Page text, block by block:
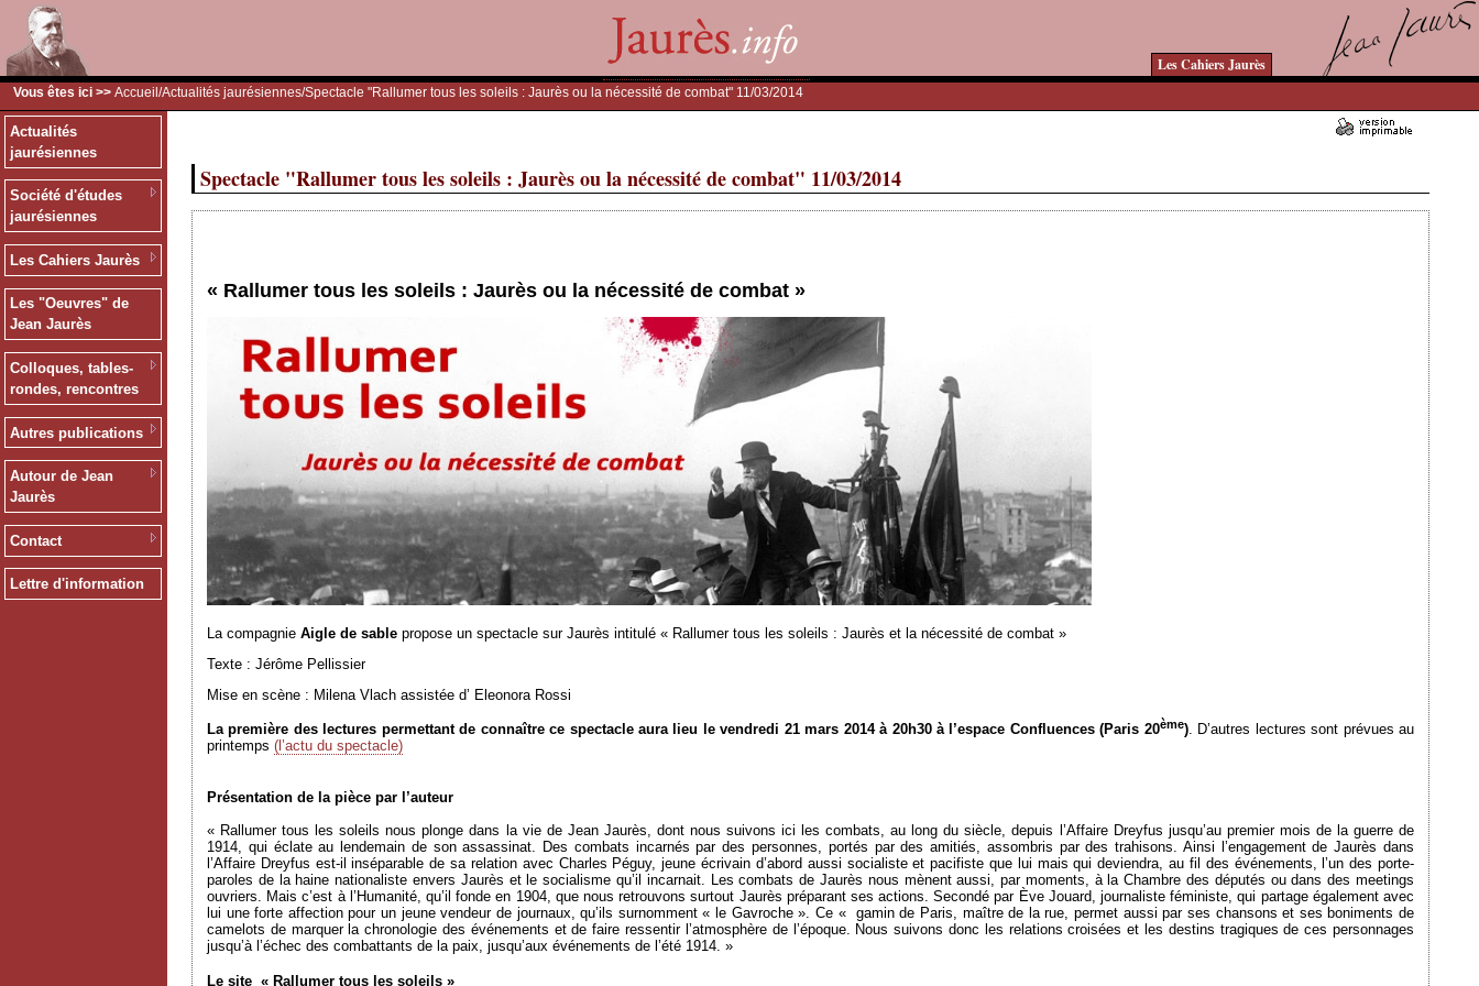
Les Cahiers Jaurès
Vous êtes ici >> Accueil /Actualités jaurésiennes/Spectacle "Rallumer tous les soleils : Jaurès ou la nécessité de combat" 11/03/2014
Actualités
jaurésiennes
Société d'études
jaurésiennes
Les Cahiers Jaurès
Les "Oeuvres" de
Jean Jaurès
Colloques, tables-
rondes, rencontres
Autres publications
Autour de Jean
Jaurès
Contact
Lettre d'information
Spectacle "Rallumer tous les soleils : Jaurès ou la nécessité de combat" 11/03/2014
« Rallumer tous les soleils : Jaurès ou la nécessité de combat »
La compagnie Aigle de sable propose un spectacle sur Jaurès intitulé « Rallumer tous les soleils : Jaurès et la nécessité de combat »
Texte : Jérôme Pellissier
Mise en scène : Milena Vlach assistée d’ Eleonora Rossi
La première des lectures permettant de connaître ce spectacle aura lieu le vendredi 21 mars 2014 à 20h30 à l’espace Confluences (Paris 20ème). D’autres lectures sont prévues au
printemps (l’actu du spectacle)
Présentation de la pièce par l’auteur
« Rallumer tous les soleils nous plonge dans la vie de Jean Jaurès, dont nous suivons ici les combats, au long du siècle, depuis l’Affaire Dreyfus jusqu’au premier mois de la guerre de
1914, qui éclate au lendemain de son assassinat. Des combats incarnés par des personnes, portés par des amitiés, assombris par des trahisons. Ainsi l’engagement de Jaurès dans
l’Affaire Dreyfus est-il inséparable de sa relation avec Charles Péguy, jeune écrivain d’abord aussi socialiste et pacifiste que lui mais qui deviendra, au fil des événements, l’un des porte-
paroles de la haine nationaliste envers Jaurès et le socialisme qu’il incarnait. Les combats de Jaurès nous mènent aussi, par moments, à la Chambre des députés ou dans des meetings
ouvriers. Mais c’est à l’Humanité, qu’il fonde en 1904, que nous retrouvons surtout Jaurès préparant ses actions. Secondé par Ève Jouard, journaliste féministe, qui partage également avec
lui une forte affection pour un jeune vendeur de journaux, qu’ils surnomment « le Gavroche ». Ce « gamin de Paris, maître de la rue, permet aussi par ses chansons et ses boniments de
camelots de marquer la chronologie des événements et de faire ressentir l’atmosphère de l’époque. Nous suivons donc les relations croisées et les destins tragiques de ces personnages
jusqu’à l’échec des combattants de la paix, jusqu’aux événements de l’été 1914. »
Le site « Rallumer tous les soleils »